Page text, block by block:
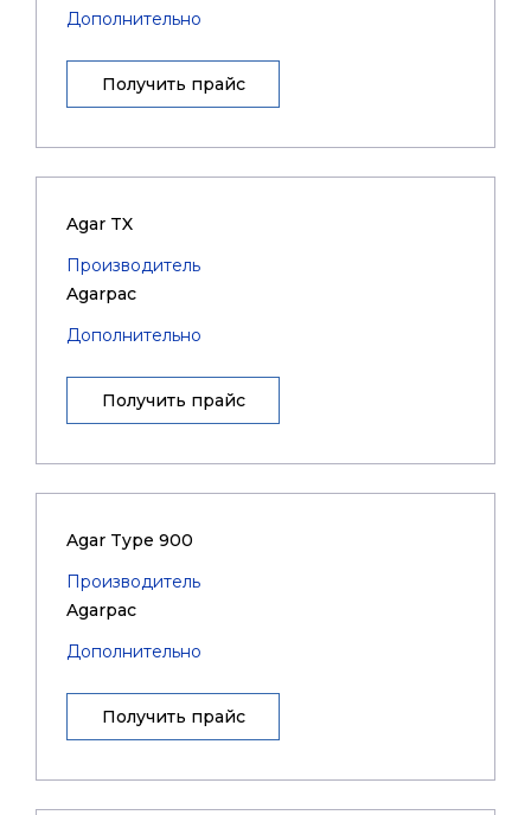
Дополнительно
Получить прайс
Agar TX
Производитель
Agarpac
Дополнительно
Получить прайс
Agar Type 900
Производитель
Agarpac
Дополнительно
Получить прайс